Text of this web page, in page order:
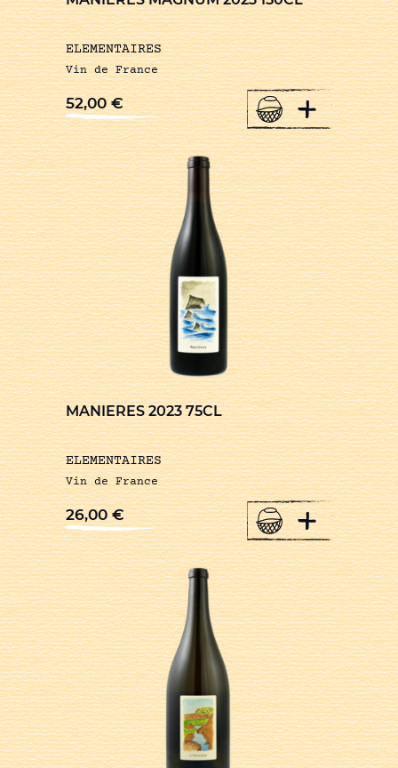
ELEMENTAIRES
Vin de France
52,00€ +
MANIERES 2023 75CL
ELEMENTAIRES
Vin de France
26,00€ +